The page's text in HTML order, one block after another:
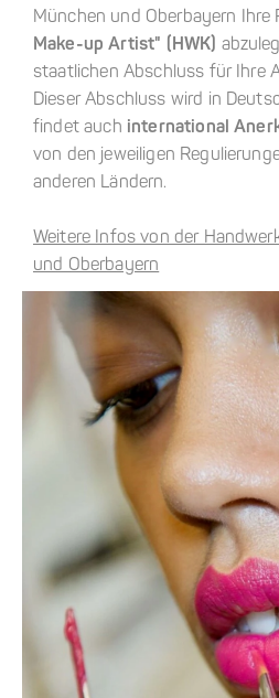
München und Oberbayern Ihre
Make-up Artist" (HWK)
staatlichen Abschluss für Ihre
Dieser Abschluss wird in
findet auch international
von den jeweiligen
anderen Ländern.
Weitere Infos von der
und Oberbayern